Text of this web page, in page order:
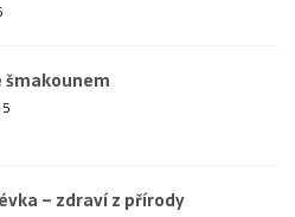
– zdraví z přírody